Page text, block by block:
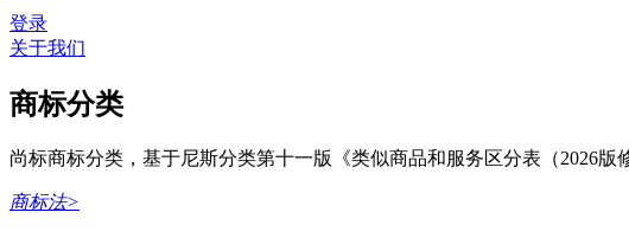
登录
关于我们
商标分类
尚标商标分类，基于尼斯分类第十一版《类似商品和服务区分表（2026版
商标法>